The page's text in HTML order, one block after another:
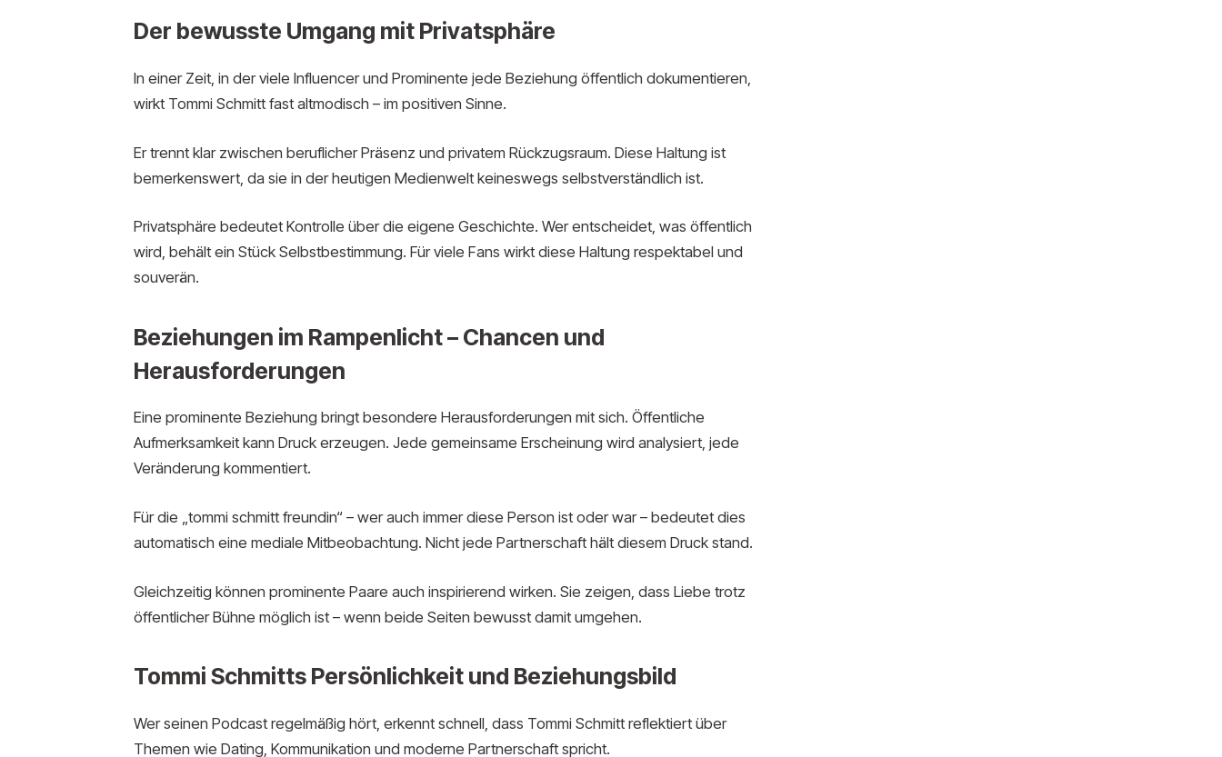
Der bewusste Umgang mit Privatsphäre
In einer Zeit, in der viele Influencer und Prominente jede Beziehung öffentlich dokumentieren,
wirkt Tommi Schmitt fast altmodisch – im positiven Sinne.
Er trennt klar zwischen beruflicher Präsenz und privatem Rückzugsraum. Diese Haltung ist
bemerkenswert, da sie in der heutigen Medienwelt keineswegs selbstverständlich ist.
Privatsphäre bedeutet Kontrolle über die eigene Geschichte. Wer entscheidet, was öffentlich
wird, behält ein Stück Selbstbestimmung. Für viele Fans wirkt diese Haltung respektabel und
souverän.
Beziehungen im Rampenlicht – Chancen und
Herausforderungen
Eine prominente Beziehung bringt besondere Herausforderungen mit sich. Öffentliche
Aufmerksamkeit kann Druck erzeugen. Jede gemeinsame Erscheinung wird analysiert, jede
Veränderung kommentiert.
Für die „tommi schmitt freundin“ – wer auch immer diese Person ist oder war – bedeutet dies
automatisch eine mediale Mitbeobachtung. Nicht jede Partnerschaft hält diesem Druck stand.
Gleichzeitig können prominente Paare auch inspirierend wirken. Sie zeigen, dass Liebe trotz
öffentlicher Bühne möglich ist – wenn beide Seiten bewusst damit umgehen.
Tommi Schmitts Persönlichkeit und Beziehungsbild
Wer seinen Podcast regelmäßig hört, erkennt schnell, dass Tommi Schmitt reflektiert über
Themen wie Dating, Kommunikation und moderne Partnerschaft spricht.